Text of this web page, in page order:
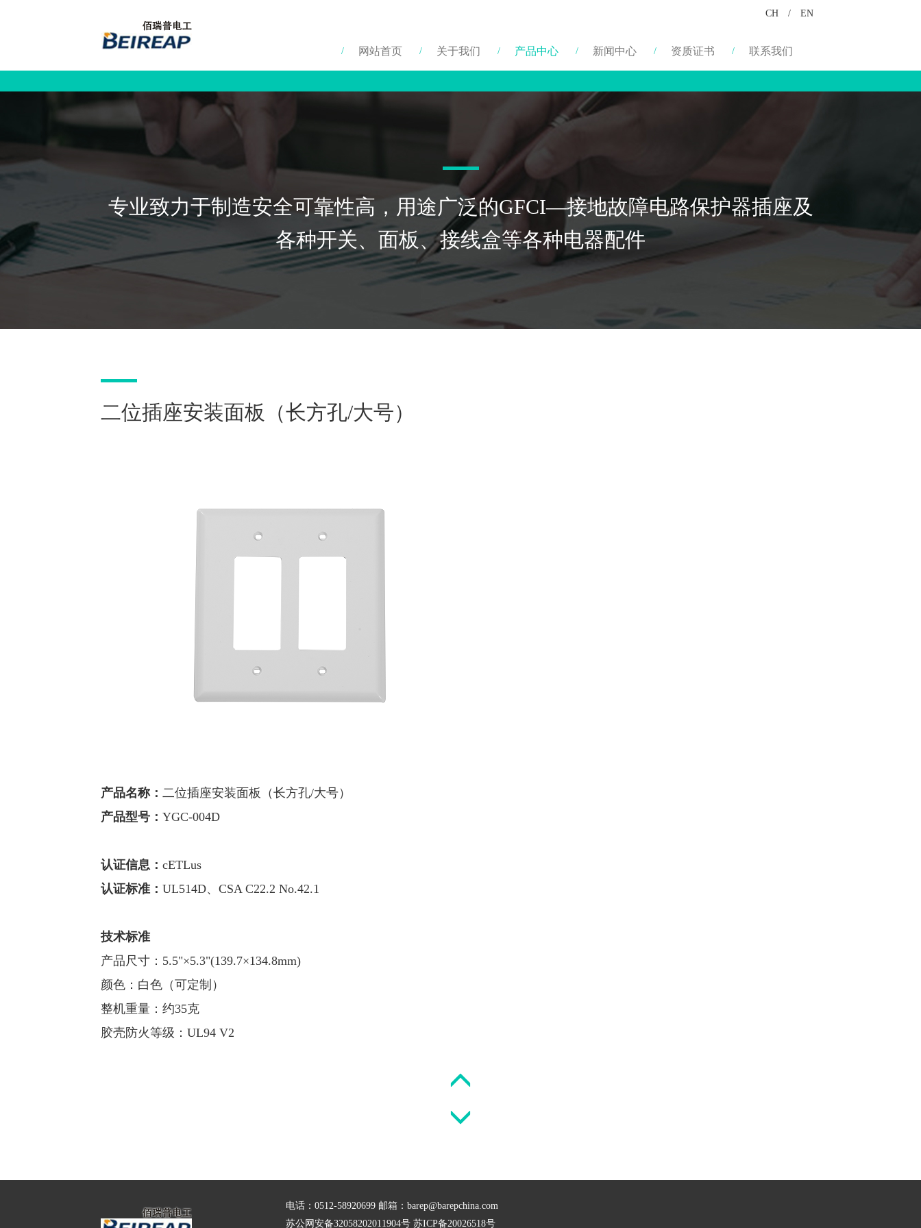
CH / EN
网站首页 关于我们 产品中心 新闻中心 资质证书 联系我们
专业致力于制造安全可靠性高，用途广泛的GFCI—接地故障电路保护器插座及
各种开关、面板、接线盒等各种电器配件
二位插座安装面板（长方孔/大号）
产品名称： 二位插座安装面板（长方孔/大号）
产品型号： YGC-004D
认证信息： cETLus
认证标准： UL514D、CSA C22.2 No.42.1
技术标准
产品尺寸：5.5"×5.3"(139.7×134.8mm)
颜色：白色（可定制）
整机重量：约35克
胶壳防火等级：UL94 V2
电话：0512-58920699 邮箱：barep@barepchina.com
苏公网安备32058202011904号 苏ICP备20026518号